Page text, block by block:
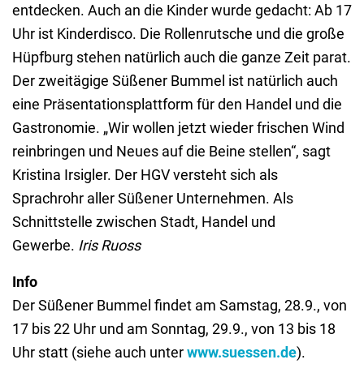
entdecken. Auch an die Kinder wurde gedacht: Ab 17
Uhr ist Kinderdisco. Die Rollenrutsche und die große
Hüpfburg stehen natürlich auch die ganze Zeit parat.
Der zweitägige Süßener Bummel ist natürlich auch
eine Präsentationsplattform für den Handel und die
Gastronomie. „Wir wollen jetzt wieder frischen Wind
reinbringen und Neues auf die Beine stellen“, sagt
Kristina Irsigler. Der HGV versteht sich als
Sprachrohr aller Süßener Unternehmen. Als
Schnittstelle zwischen Stadt, Handel und
Gewerbe. Iris Ruoss
Info
Der Süßener Bummel findet am Samstag, 28.9., von
17 bis 22 Uhr und am Sonntag, 29.9., von 13 bis 18
Uhr statt (siehe auch unterwww.suessen.de).